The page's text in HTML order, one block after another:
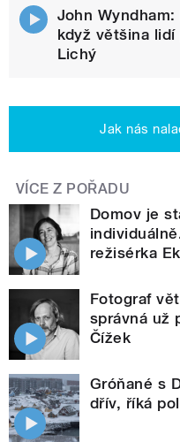
John
když většina
Lichý
Jak nás
VÍCE Z POŘADU
Domov je
režisérka
Fotograf
správná už
Čížek
Gróňané s
dřív, říká